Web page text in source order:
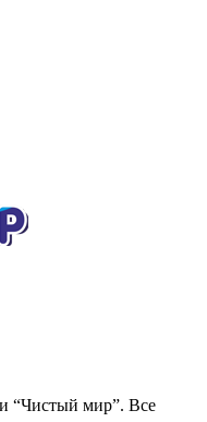
“Чистый мир”. Все